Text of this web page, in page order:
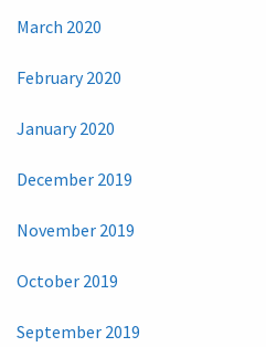
March 2020
February 2020
January 2020
December 2019
November 2019
October 2019
September 2019